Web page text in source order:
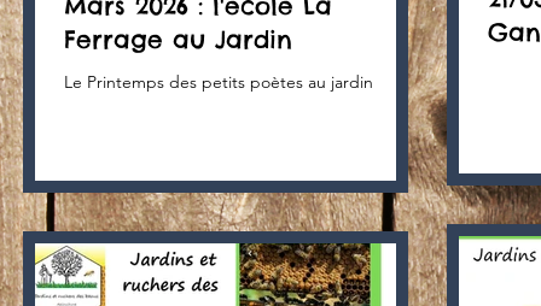
Ferrage au Jardin
Le Printemps des petits poètes au jardin